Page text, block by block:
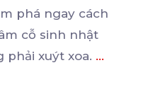
phá ngay cách
cỗ sinh nhật
phải xuýt xoa. ...